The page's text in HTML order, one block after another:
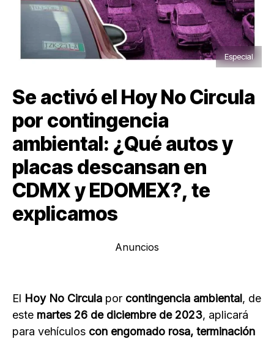
Especial
Se activó el Hoy No Circula
por contingencia
ambiental: ¿Qué autos y
placas descansan en
CDMX y EDOMEX?, te
explicamos
Anuncios
El Hoy No Circula por contingencia ambiental, de
este martes 26 de diciembre de 2023, aplicará
para vehículos con engomado rosa, terminación